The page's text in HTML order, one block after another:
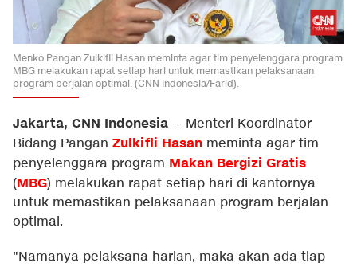
Menko Pangan Zulkifli Hasan meminta agar tim penyelenggara program
MBG melakukan rapat setiap hari untuk memastikan pelaksanaan
program berjalan optimal. (CNN Indonesia/Farid).
Jakarta, CNN Indonesia -- Menteri Koordinator
Bidang Pangan Zulkifli Hasan meminta agar tim
penyelenggara program Makan Bergizi Gratis
(MBG) melakukan rapat setiap hari di kantornya
untuk memastikan pelaksanaan program berjalan
optimal.
"Namanya pelaksana harian, maka akan ada tiap